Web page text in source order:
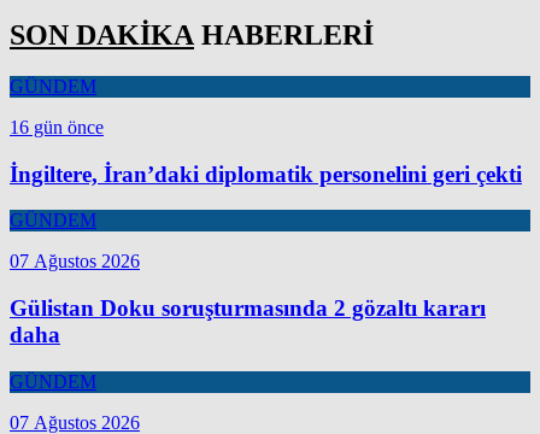
SON DAKİKA HABERLERİ
GÜNDEM
16 gün önce
İngiltere, İran’daki diplomatik personelini geri çekti
GÜNDEM
07 Ağustos 2026
Gülistan Doku soruşturmasında 2 gözaltı kararı
daha
GÜNDEM
07 Ağustos 2026